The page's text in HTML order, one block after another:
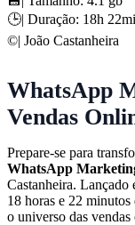
🕒| Duração: 18h
©️| João Castanheira
WhatsApp
Vendas
Prepare-se para
WhatsApp
Castanheira. Lançado
18 horas e 22 minutos
o universo das